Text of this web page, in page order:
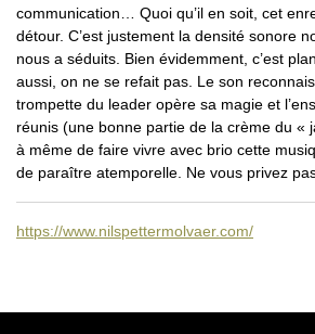
communication… Quoi qu’il en soit, cet
détour. C’est justement la densité sonore
nous a séduits. Bien évidemment, c’est
aussi, on ne se refait pas. Le son
trompette du leader opère sa magie et
réunis (une bonne partie de la crème du «
à même de faire vivre avec brio cette
de paraître atemporelle. Ne vous privez
https://www.nilspettermolvaer.com/